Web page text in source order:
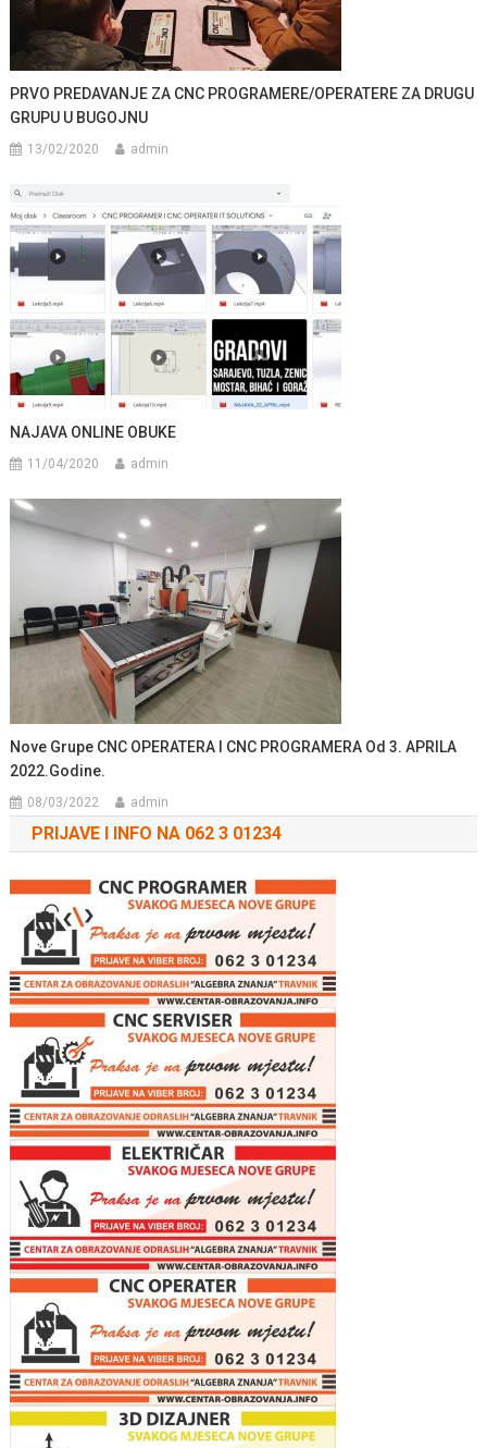
PRVO PREDAVANJE ZA CNC PROGRAMERE/OPERATERE ZA DRUGU
GRUPU U BUGOJNU
13/02/2020 admin
NAJAVA ONLINE OBUKE
11/04/2020 admin
Nove Grupe CNC OPERATERA I CNC PROGRAMERA Od 3. APRILA
2022.godine.
08/03/2022 admin
PRIJAVE I INFO NA 062 3 01234